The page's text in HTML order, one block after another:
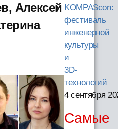
Алексей KOMPAScon:
фестиваль
инженерной
культуры
и
3D-
технологий
4 сентября
Самые